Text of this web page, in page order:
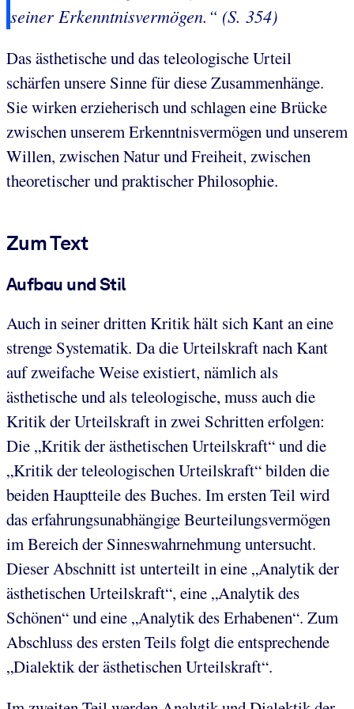
seiner Erkenntnisvermögen.“ (S. 354)
Das ästhetische und das teleologische Urteil
schärfen unsere Sinne für diese Zusammenhänge.
Sie wirken erzieherisch und schlagen eine Brücke
zwischen unserem Erkenntnisvermögen und unserem
Willen, zwischen Natur und Freiheit, zwischen
theoretischer und praktischer Philosophie.
Zum Text
Aufbau und Stil
Auch in seiner dritten Kritik hält sich Kant an eine
strenge Systematik. Da die Urteilskraft nach Kant
auf zweifache Weise existiert, nämlich als
ästhetische und als teleologische, muss auch die
Kritik der Urteilskraft in zwei Schritten erfolgen:
Die „Kritik der ästhetischen Urteilskraft“ und die
„Kritik der teleologischen Urteilskraft“ bilden die
beiden Hauptteile des Buches. Im ersten Teil wird
das erfahrungsunabhängige Beurteilungsvermögen
im Bereich der Sinneswahrnehmung untersucht.
Dieser Abschnitt ist unterteilt in eine „Analytik der
ästhetischen Urteilskraft“, eine „Analytik des
Schönen“ und eine „Analytik des Erhabenen“. Zum
Abschluss des ersten Teils folgt die entsprechende
„Dialektik der ästhetischen Urteilskraft“.